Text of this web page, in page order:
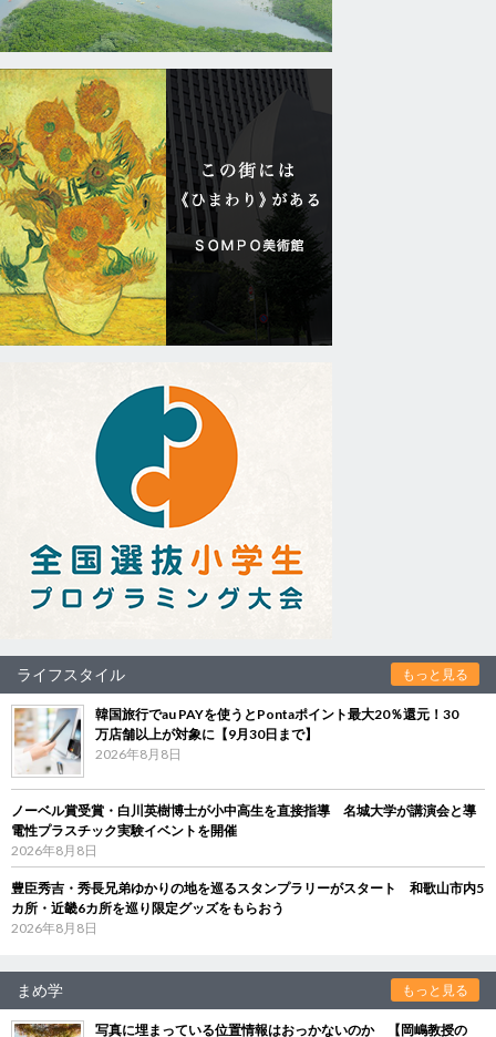
ライフスタイル もっと見る
韓国旅行でau PAYを使うとPontaポイント最大20％還元！30
万店舗以上が対象に【9月30日まで】
2026年8月8日
ノーベル賞受賞・白川英樹博士が小中高生を直接指導 名城大学が講演会と導
電性プラスチック実験イベントを開催
2026年8月8日
豊臣秀吉・秀長兄弟ゆかりの地を巡るスタンプラリーがスタート 和歌山市内5
カ所・近畿6カ所を巡り限定グッズをもらおう
2026年8月8日
まめ学 もっと見る
写真に埋まっている位置情報はおっかないのか 【岡嶋教授の